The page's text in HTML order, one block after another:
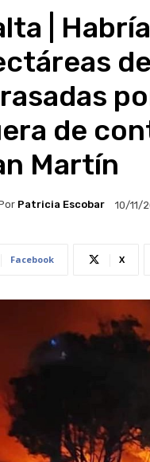
|
de
Martín
Patricia Escobar 10/11/
Facebook X